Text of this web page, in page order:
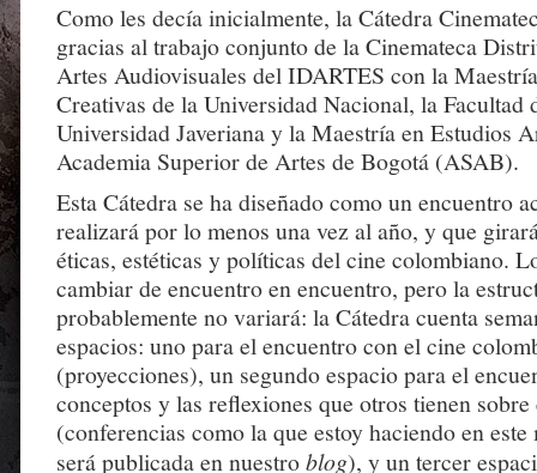
Como les decía inicialmente, la Cátedra
gracias al trabajo conjunto de la Cinemateca
Artes Audiovisuales del IDARTES con la
Creativas de la Universidad Nacional, la Facultad
Universidad Javeriana y la Maestría en Estudios
Academia Superior de Artes de Bogotá (ASAB).
Esta Cátedra se ha diseñado como un encuentro
realizará por lo menos una vez al año, y que
éticas, estéticas y políticas del cine colombiano.
cambiar de encuentro en encuentro, pero la
probablemente no variará: la Cátedra cuenta
espacios: uno para el encuentro con el cine
(proyecciones), un segundo espacio para el
conceptos y las reflexiones que otros tienen
(conferencias como la que estoy haciendo en
será publicada en nuestroblog), y un tercer